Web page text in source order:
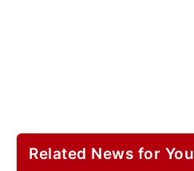
Related News for You